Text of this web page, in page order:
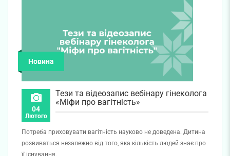
Новина
04
Лютого
Тези та відеозапис вебінару гінеколога
«Міфи про вагітність»
Потреба приховувати вагітність науково не доведена. Дитина
розвиваться незалежно від того, яка кількість людей знає про